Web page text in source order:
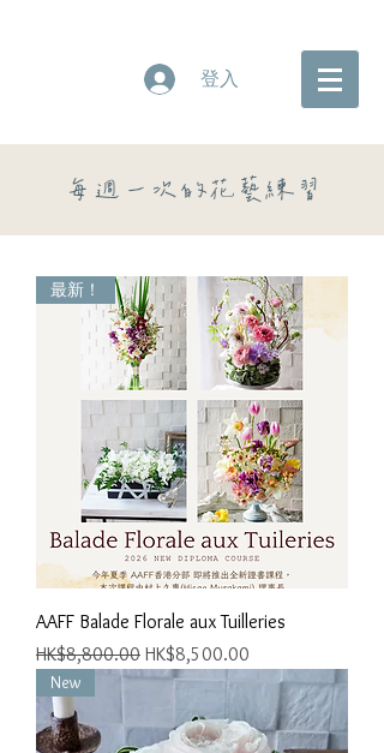
登入
每週一次的花藝練習
最新！
AAFF Balade Florale aux Tuilleries
一般價格
HK$8,800.00 促銷價格
HK$8,500.00
New